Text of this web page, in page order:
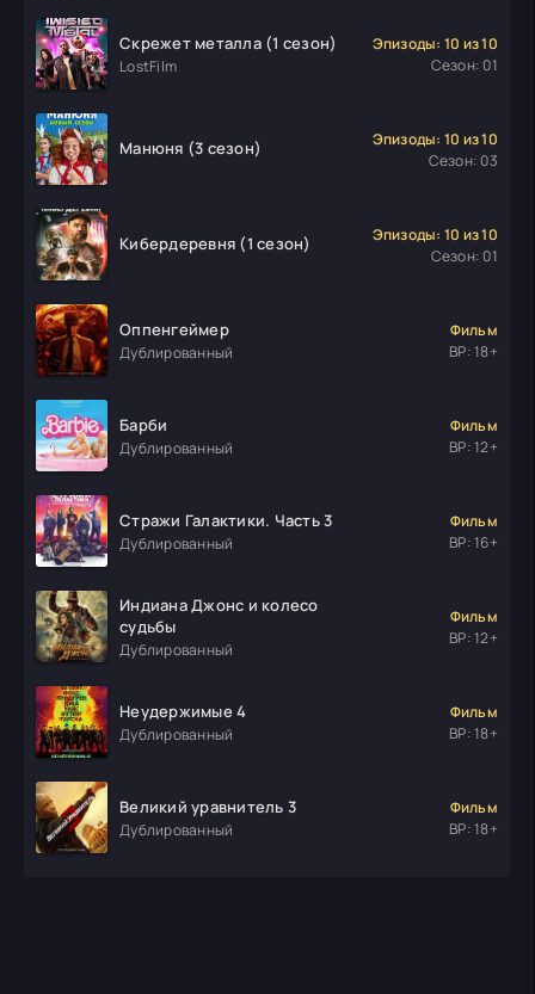
Скрежет металла (1 сезон)
LostFilm
Эпизоды: 10 из 10
Сезон: 01
Манюня (3 сезон)
Эпизоды: 10 из 10
Сезон: 03
Кибердеревня (1 сезон)
Эпизоды: 10 из 10
Сезон: 01
Оппенгеймер
Дублированный
Фильм
ВР: 18+
Барби
Дублированный
Фильм
ВР: 12+
Стражи Галактики. Часть 3
Дублированный
Фильм
ВР: 16+
Индиана Джонс и колесо
судьбы
Дублированный
Фильм
ВР: 12+
Неудержимые 4
Дублированный
Фильм
ВР: 18+
Великий уравнитель 3
Дублированный
Фильм
ВР: 18+